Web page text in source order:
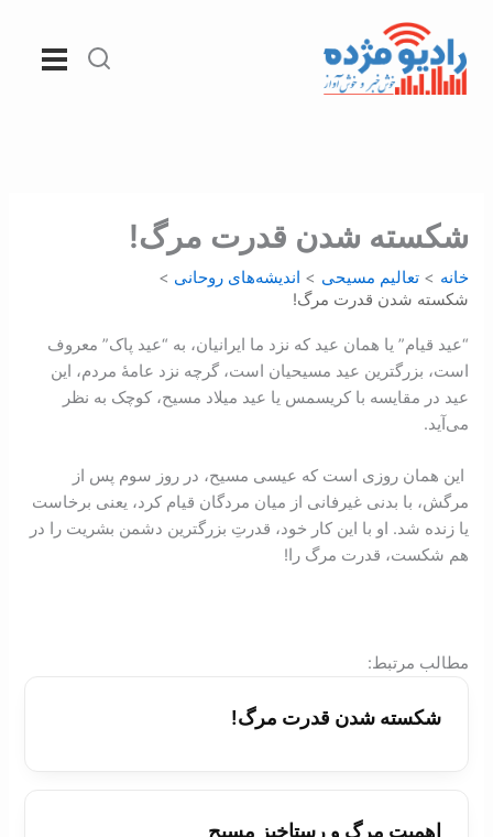
محتوا
شکسته شدن قدرت مرگ!
خانه تعالیم مسیحی
اندیشه‌های روحانی
شکسته شدن قدرت مرگ!
“عید قیام” یا همان عید که نزد ما ایرانیان، به “عید پاک” معروف
است، بزرگترین عید مسیحیان است، گرچه نزد عامۀ مردم، این
عید در مقایسه با کریسمس یا عید میلاد مسیح، کوچک به نظر
می‌آید.
این همان روزی است که عیسی مسیح، در روز سوم پس از
مرگش، با بدنی غير‌فانی از میان مردگان قیام کرد، یعنی برخاست
یا زنده شد. او با این کار خود، قدرتِ بزرگترین دشمن بشریت را در
هم شکست، قدرت مرگ را!
:مطالب مرتبط
شکسته شدن قدرت مرگ!
اهميت مرگ و رستاخيز مسیح